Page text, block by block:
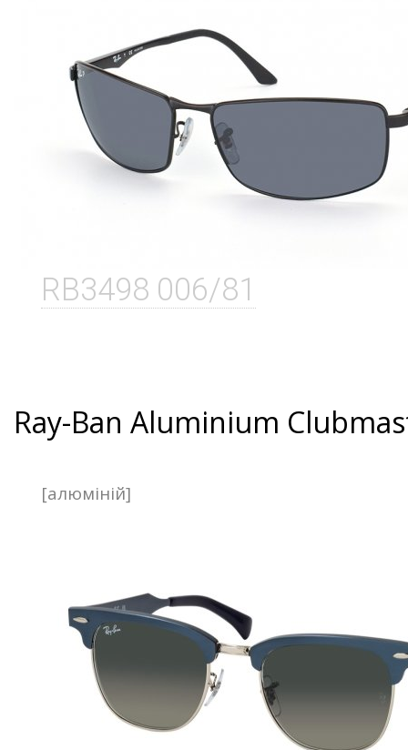
RB3498 006/81
Ray-Ban Aluminium
[алюміній]